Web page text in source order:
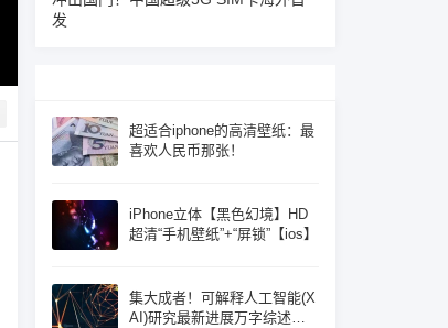
发
超适合iphone的高清壁纸：最
喜欢人民币那张！
iPhone立体【黑色幻境】HD
超清“手机壁纸”+“屏锁”【ios】
集大成者！可解释人工智能(X
AI)研究最新进展万字综述论